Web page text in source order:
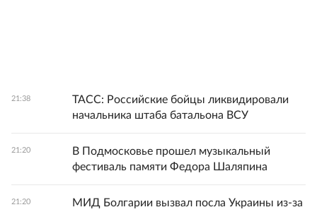
21:38
ТАСС: Российские бойцы ликвидировали
начальника штаба батальона ВСУ
21:20
В Подмосковье прошел музыкальный
фестиваль памяти Федора Шаляпина
21:20
МИД Болгарии вызвал посла Украины из-за